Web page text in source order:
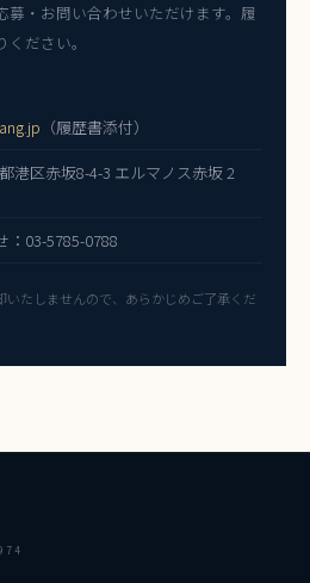
募・お問い合わせいただけます。履
ださい。
（履歴書添付）
港区赤坂8-4-3 エルマノス赤坂 2
：03-5785-0788
たしませんので、あらかじめご了承くだ